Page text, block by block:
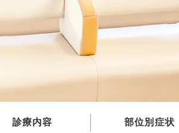
診療内容 部位別症状